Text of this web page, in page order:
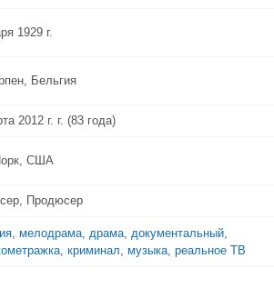
1929 г.
Бельгия
2012 г. г. (83 года)
США
Продюсер
, мелодрама, драма, документальный,
, криминал, музыка, реальное ТВ